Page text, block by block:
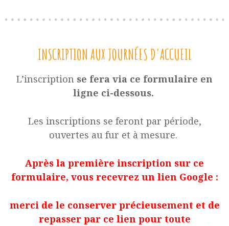
INSCRIPTION AUX JOURNÉES D'ACCUEIL
L’inscription se fera via ce formulaire en
ligne ci-dessous.
Les inscriptions se feront par période,
ouvertes au fur et à mesure.
Après la première inscription sur ce
formulaire, vous recevrez un lien Google :
merci de le conserver précieusement et de
repasser par ce lien pour toute